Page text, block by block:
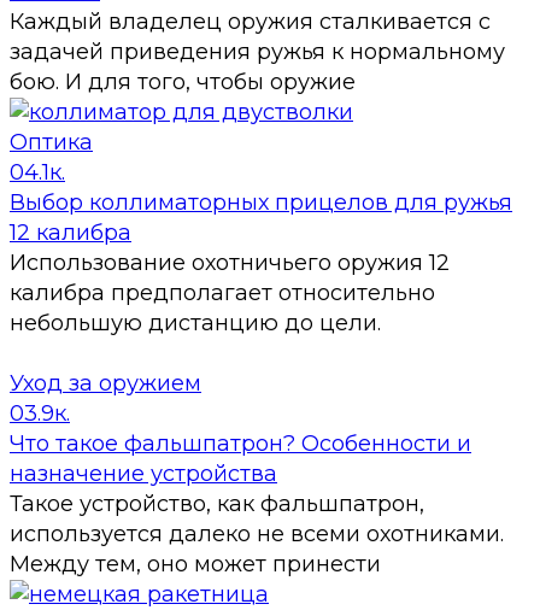
Каждый владелец оружия сталкивается с
задачей приведения ружья к нормальному
бою. И для того, чтобы оружие
Оптика
04.1к.
Выбор коллиматорных прицелов для ружья
12 калибра
Использование охотничьего оружия 12
калибра предполагает относительно
небольшую дистанцию до цели.
Уход за оружием
03.9к.
Что такое фальшпатрон? Особенности и
назначение устройства
Такое устройство, как фальшпатрон,
используется далеко не всеми охотниками.
Между тем, оно может принести